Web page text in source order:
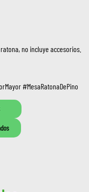
no incluye accesorios.
#MesaRatonaDePino